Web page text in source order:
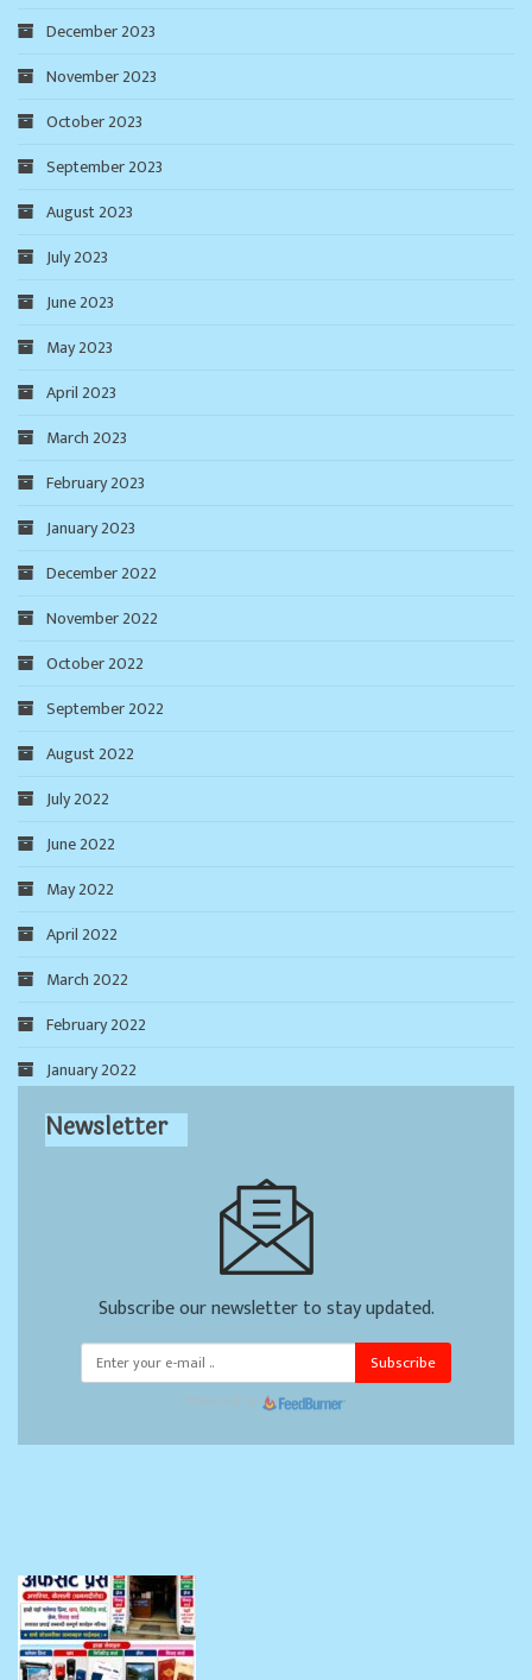
December 2023
November 2023
October 2023
September 2023
August 2023
July 2023
June 2023
May 2023
April 2023
March 2023
February 2023
January 2023
December 2022
November 2022
October 2022
September 2022
August 2022
July 2022
June 2022
May 2022
April 2022
March 2022
February 2022
January 2022
Newsletter
Subscribe our newsletter to stay updated.
Subscribe